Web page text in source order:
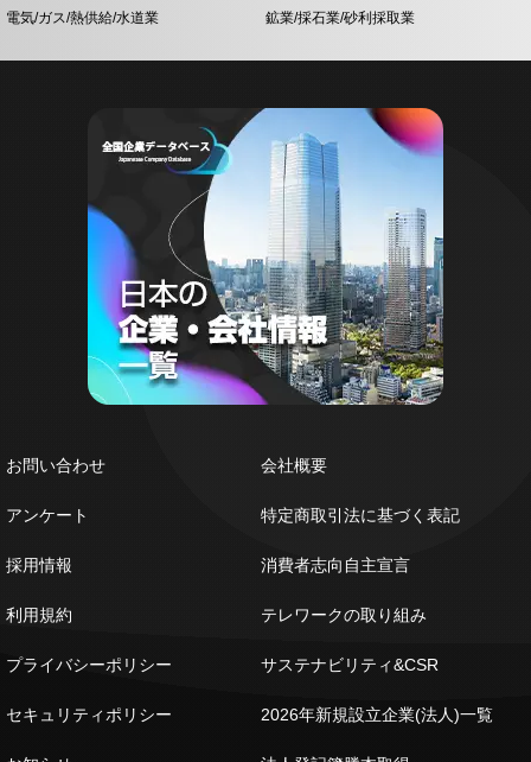
電気/ガス/熱供給/水道業
鉱業/採石業/砂利採取業
お問い合わせ
アンケート
採用情報
利用規約
プライバシーポリシー
セキュリティポリシー
会社概要
特定商取引法に基づく表記
消費者志向自主宣言
テレワークの取り組み
サステナビリティ&CSR
2026年新規設立企業(法人)一覧